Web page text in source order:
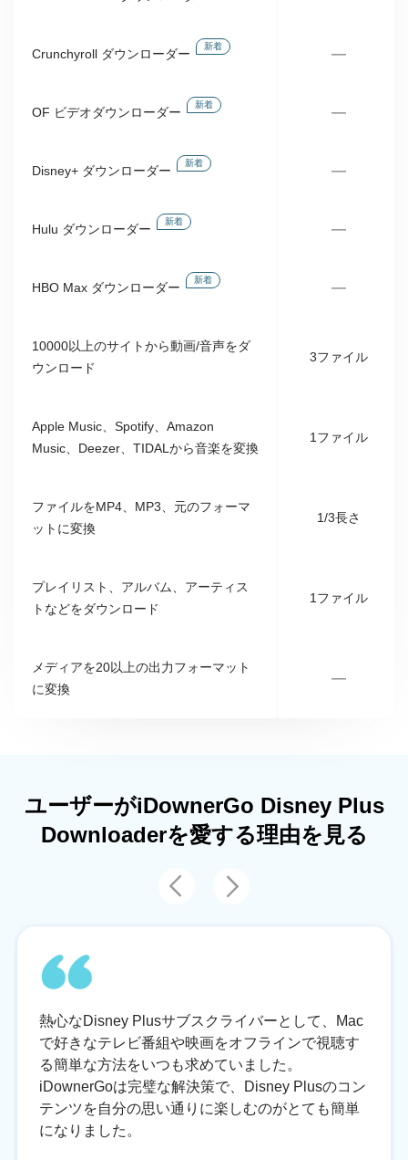
Crunchyroll ダウンローダー
新着 —
OF ビデオダウンローダー
新着 —
Disney+ ダウンローダー
新着 —
Hulu ダウンローダー
新着 —
HBO Max ダウンローダー
新着 —
10000以上のサイトから動画/音声をダ
ウンロード
3ファイル
Apple Music、Spotify、Amazon
Music、Deezer、TIDALから音楽を変換
1ファイル
ファイルをMP4、MP3、元のフォーマ
ットに変換
1/3長さ
プレイリスト、アルバム、アーティス
トなどをダウンロード
1ファイル
メディアを20以上の出力フォーマット
に変換
—
ユーザーがiDownerGo Disney Plus
Downloaderを愛する理由を見る
熱心なDisney Plusサブスクライバーとして、Mac
で好きなテレビ番組や映画をオフラインで視聴す
る簡単な方法をいつも求めていました。
iDownerGoは完璧な解決策で、Disney Plusのコン
テンツを自分の思い通りに楽しむのがとても簡単
になりました。